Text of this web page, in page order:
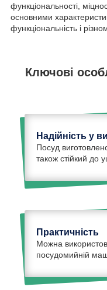
функціональності,
основними
функціональність і
Ключові
Надійність у
Посуд
також стійкий до
Практичність
Можна
посудомийній